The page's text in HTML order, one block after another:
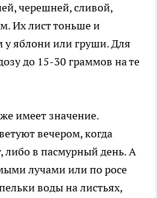
черешней, сливой,
Их лист тоньше и
у яблони или груши. Для
до 15-30 граммов на те
имеет значение.
вечером, когда
либо в пасмурный день. А
лучами или по росе
воды на листьях,